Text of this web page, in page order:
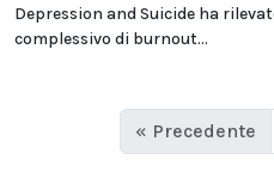
Depression and Suicide ha
complessivo di burnout...
« Precedente